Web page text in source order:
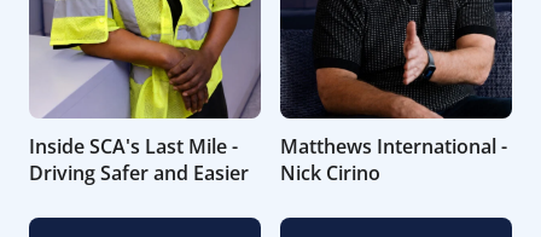
Inside SCA's Last Mile -
Driving Safer and Easier
Matthews International -
Nick Cirino